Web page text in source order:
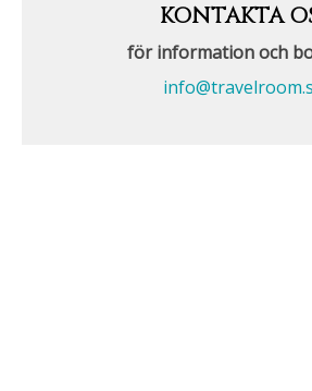
KONTAKTA
för information och